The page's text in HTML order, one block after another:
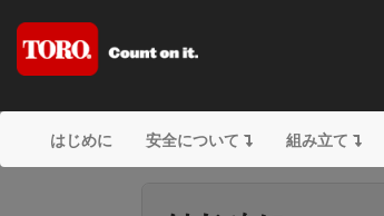
はじめに 安全について 組み立て